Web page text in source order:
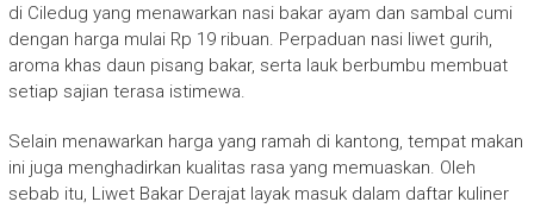
di Ciledug yang menawarkan nasi bakar ayam dan sambal cumi
dengan harga mulai Rp 19 ribuan. Perpaduan nasi liwet gurih,
aroma khas daun pisang bakar, serta lauk berbumbu membuat
setiap sajian terasa istimewa.
Selain menawarkan harga yang ramah di kantong, tempat makan
ini juga menghadirkan kualitas rasa yang memuaskan. Oleh
sebab itu, Liwet Bakar Derajat layak masuk dalam daftar kuliner